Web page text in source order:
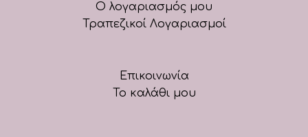
Ο λογαριασμός μου
Τραπεζικοί Λογαριασμοί
Επικοινωνία
Το καλάθι μου